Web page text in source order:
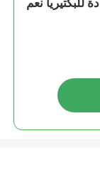
للبكتيريا نعم